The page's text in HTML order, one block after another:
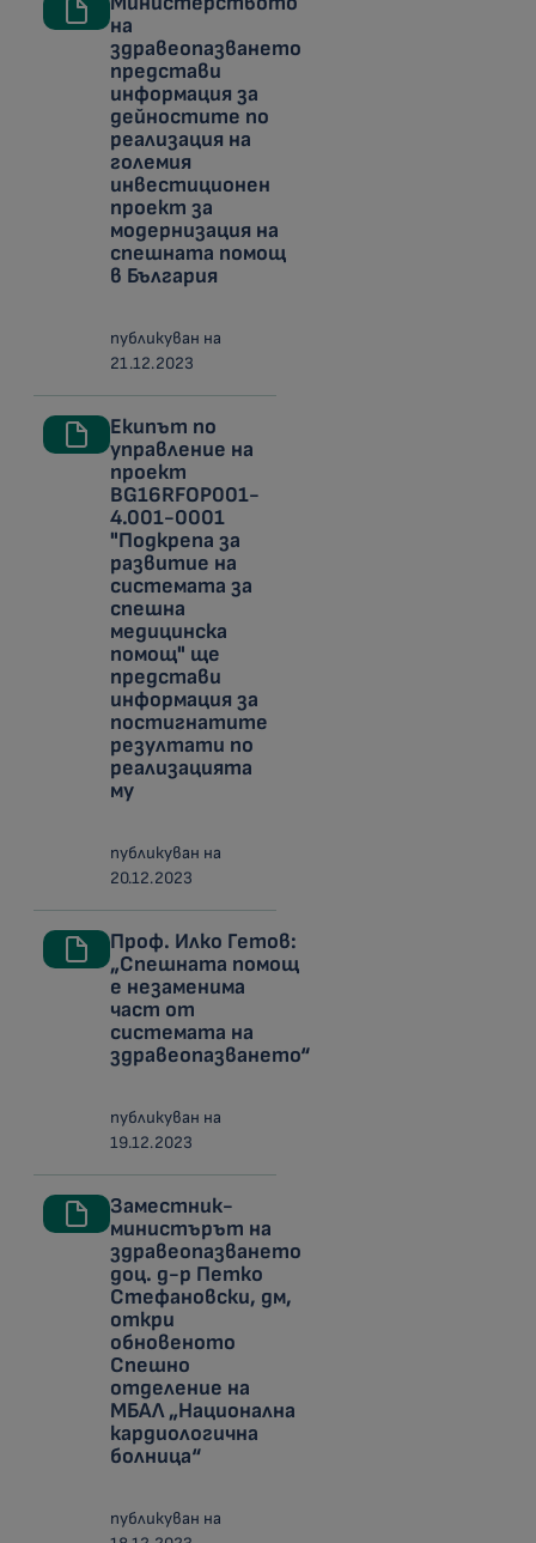
на
здравеопазването
представи
информация за
дейностите по
реализация на
големия
инвестиционен
проект за
модернизация на
спешната помощ
в България
публикуван на
21.12.2023
Екипът по
управление на
проект
BG16RFOP001-
4.001-0001
"Подкрепа за
развитие на
системата за
спешна
медицинска
помощ" ще
представи
информация за
постигнатите
резултати по
реализацията
му
публикуван на
20.12.2023
Проф. Илко Гетов:
„Спешната помощ
е незаменима
част от
системата на
здравеопазването“
публикуван на
19.12.2023
Заместник-
министърът на
здравеопазването
доц. д-р Петко
Стефановски, дм,
откри
обновеното
Спешно
отделение на
МБАЛ „Национална
кардиологична
болница“
публикуван на